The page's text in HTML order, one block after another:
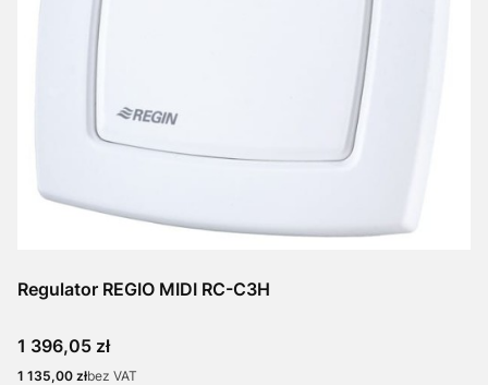
Regulator REGIO MIDI RC-C3H
Cena
1 396,05 zł
Cena
1 135,00 złbez VAT